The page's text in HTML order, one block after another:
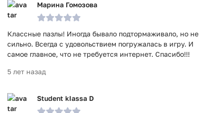
Марина Гомозова
Классные пазлы! Иногда бывало подтормаживало, но не
сильно. Всегда с удовольствием погружалась в игру. И
самое главное, что не требуется интернет. Спасибо!!!
5 лет назад
Student kIassa D